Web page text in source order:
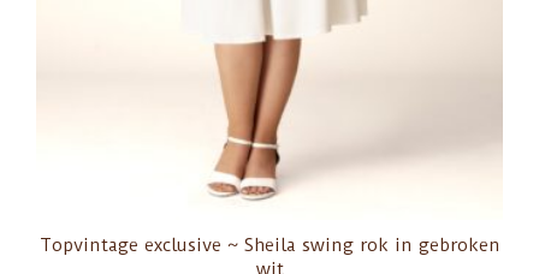
Topvintage exclusive ~ Sheila swing rok in gebroken
wit